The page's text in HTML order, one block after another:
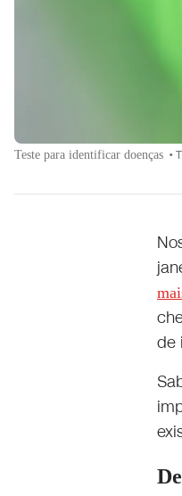
Teste para identificar doenças •
de